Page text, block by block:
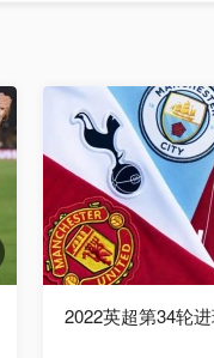
2022英超第34轮